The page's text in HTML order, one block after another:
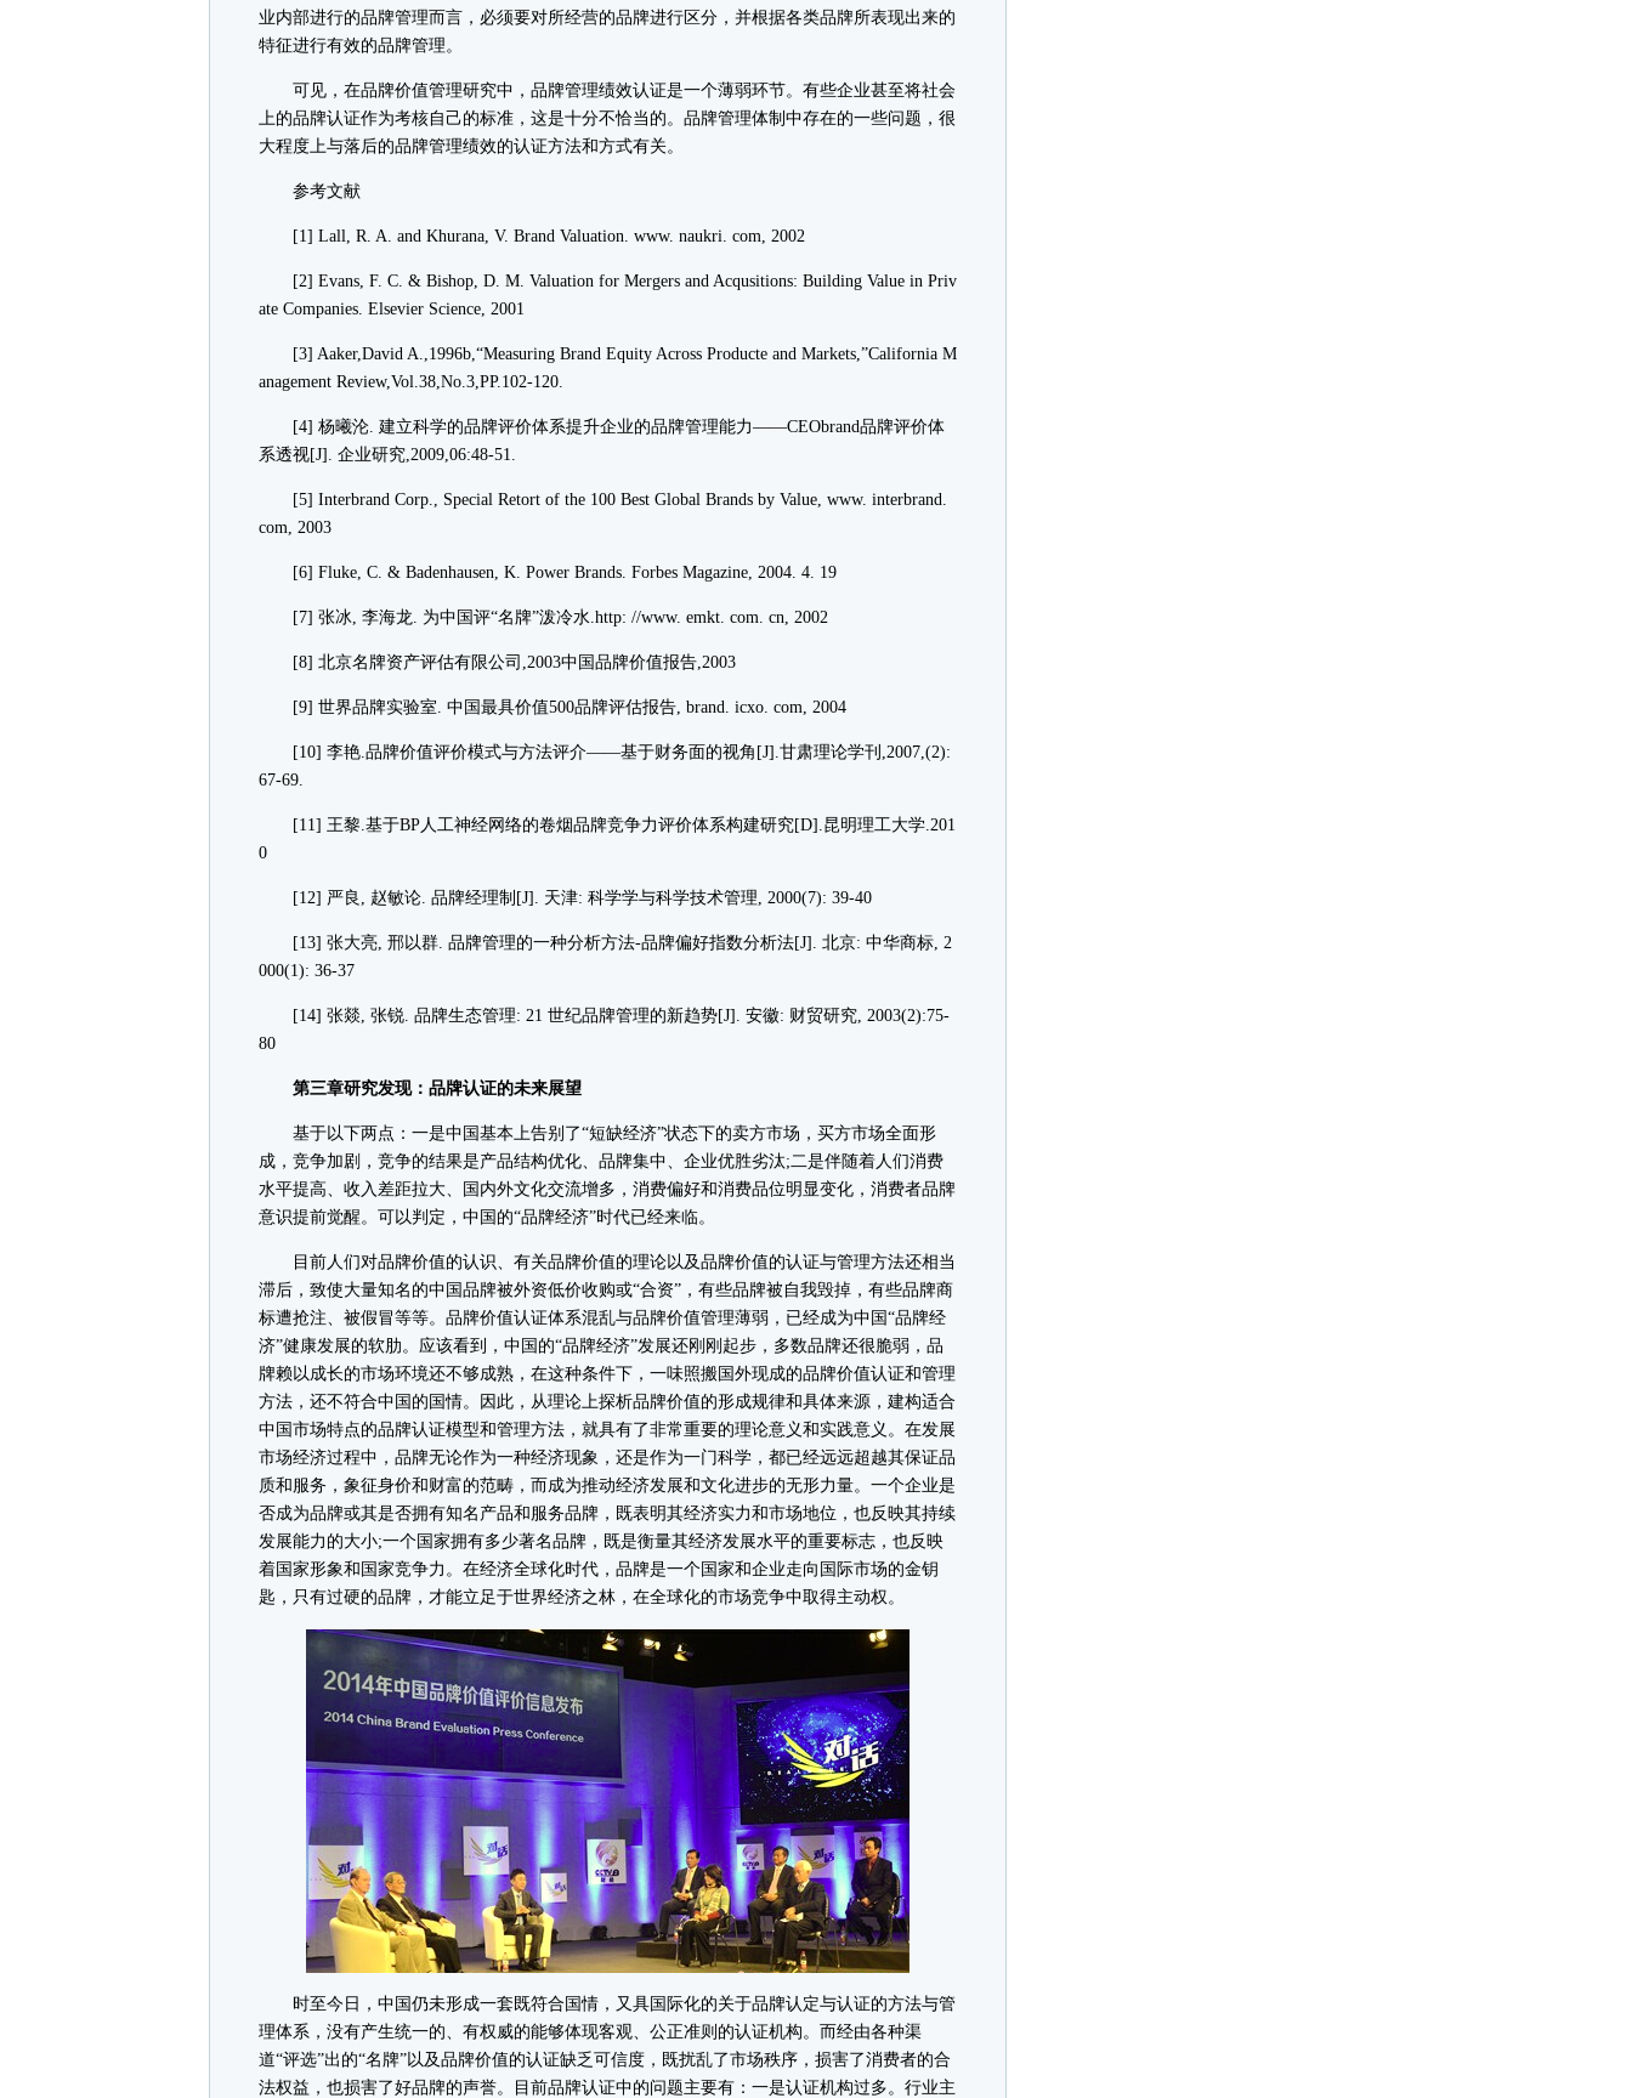
业内部进行的品牌管理而言，必须要对所经营的品牌进行区分，并根据各类品牌所表现出来的
特征进行有效的品牌管理。
可见，在品牌价值管理研究中，品牌管理绩效认证是一个薄弱环节。有些企业甚至将社会
上的品牌认证作为考核自己的标准，这是十分不恰当的。品牌管理体制中存在的一些问题，很
大程度上与落后的品牌管理绩效的认证方法和方式有关。
参考文献
[1] Lall, R. A. and Khurana, V. Brand Valuation. www. naukri. com, 2002
[2] Evans, F. C. & Bishop, D. M. Valuation for Mergers and Acqusitions: Building Value in Priv
ate Companies. Elsevier Science, 2001
[3] Aaker,David A.,1996b,“Measuring Brand Equity Across Producte and Markets,”California M
anagement Review,Vol.38,No.3,PP.102-120.
[4] 杨曦沦. 建立科学的品牌评价体系提升企业的品牌管理能力——CEObrand品牌评价体
系透视[J]. 企业研究,2009,06:48-51.
[5] Interbrand Corp., Special Retort of the 100 Best Global Brands by Value, www. interbrand.
com, 2003
[6] Fluke, C. & Badenhausen, K. Power Brands. Forbes Magazine, 2004. 4. 19
[7] 张冰, 李海龙. 为中国评“名牌”泼冷水.http: //www. emkt. com. cn, 2002
[8] 北京名牌资产评估有限公司,2003中国品牌价值报告,2003
[9] 世界品牌实验室. 中国最具价值500品牌评估报告, brand. icxo. com, 2004
[10] 李艳.品牌价值评价模式与方法评介——基于财务面的视角[J].甘肃理论学刊,2007,(2):
67-69.
[11] 王黎.基于BP人工神经网络的卷烟品牌竞争力评价体系构建研究[D].昆明理工大学.201
0
[12] 严良, 赵敏论. 品牌经理制[J]. 天津: 科学学与科学技术管理, 2000(7): 39-40
[13] 张大亮, 邢以群. 品牌管理的一种分析方法-品牌偏好指数分析法[J]. 北京: 中华商标, 2
000(1): 36-37
[14] 张燚, 张锐. 品牌生态管理: 21 世纪品牌管理的新趋势[J]. 安徽: 财贸研究, 2003(2):75-
80
第三章研究发现：品牌认证的未来展望
基于以下两点：一是中国基本上告别了“短缺经济”状态下的卖方市场，买方市场全面形
成，竞争加剧，竞争的结果是产品结构优化、品牌集中、企业优胜劣汰;二是伴随着人们消费
水平提高、收入差距拉大、国内外文化交流增多，消费偏好和消费品位明显变化，消费者品牌
意识提前觉醒。可以判定，中国的“品牌经济”时代已经来临。
目前人们对品牌价值的认识、有关品牌价值的理论以及品牌价值的认证与管理方法还相当
滞后，致使大量知名的中国品牌被外资低价收购或“合资”，有些品牌被自我毁掉，有些品牌商
标遭抢注、被假冒等等。品牌价值认证体系混乱与品牌价值管理薄弱，已经成为中国“品牌经
济”健康发展的软肋。应该看到，中国的“品牌经济”发展还刚刚起步，多数品牌还很脆弱，品
牌赖以成长的市场环境还不够成熟，在这种条件下，一味照搬国外现成的品牌价值认证和管理
方法，还不符合中国的国情。因此，从理论上探析品牌价值的形成规律和具体来源，建构适合
中国市场特点的品牌认证模型和管理方法，就具有了非常重要的理论意义和实践意义。在发展
市场经济过程中，品牌无论作为一种经济现象，还是作为一门科学，都已经远远超越其保证品
质和服务，象征身价和财富的范畴，而成为推动经济发展和文化进步的无形力量。一个企业是
否成为品牌或其是否拥有知名产品和服务品牌，既表明其经济实力和市场地位，也反映其持续
发展能力的大小;一个国家拥有多少著名品牌，既是衡量其经济发展水平的重要标志，也反映
着国家形象和国家竞争力。在经济全球化时代，品牌是一个国家和企业走向国际市场的金钥
匙，只有过硬的品牌，才能立足于世界经济之林，在全球化的市场竞争中取得主动权。
时至今日，中国仍未形成一套既符合国情，又具国际化的关于品牌认定与认证的方法与管
理体系，没有产生统一的、有权威的能够体现客观、公正准则的认证机构。而经由各种渠
道“评选”出的“名牌”以及品牌价值的认证缺乏可信度，既扰乱了市场秩序，损害了消费者的合
法权益，也损害了好品牌的声誉。目前品牌认证中的问题主要有：一是认证机构过多。行业主